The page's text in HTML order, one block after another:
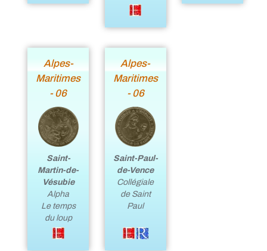
Alpes-
Maritimes
- 06
Saint-
Martin-de-
Vésubie
Alpha
Le temps
du loup
Alpes-
Maritimes
- 06
Saint-Paul-
de-Vence
Collégiale
de Saint
Paul